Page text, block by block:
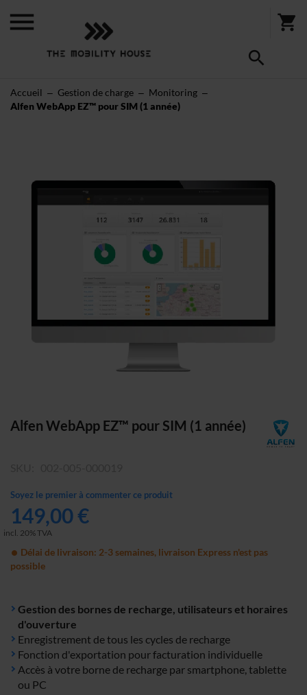
Accueil Gestion de charge
Monitoring
Alfen WebApp EZ™ pour SIM (1 année)
Skip
the
images
gallery
Alfen WebApp EZ™ pour SIM (1 année)
Soyez le premier à commenter ce produit
149,00 €
incl. 20% TVA
Délai de livraison: 2-3 semaines, livraison Express n'est pas
possible
Gestion des bornes de recharge, utilisateurs et horaires
d'ouverture
Enregistrement de tous les cycles de recharge
Fonction d'exportation pour facturation individuelle
Accès à votre borne de recharge par smartphone, tablette
ou PC